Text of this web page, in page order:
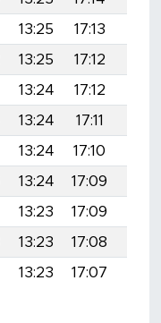
13:25 17:13
13:25 17:12
13:24 17:12
13:24 17:11
13:24 17:10
13:24 17:09
13:23 17:09
13:23 17:08
13:23 17:07